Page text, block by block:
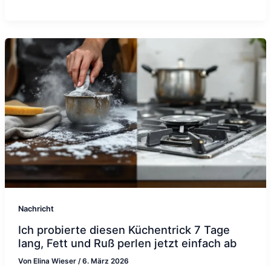
Nachricht
Ich probierte diesen Küchentrick 7 Tage
lang, Fett und Ruß perlen jetzt einfach ab
Von Elina Wieser /6. März 2026